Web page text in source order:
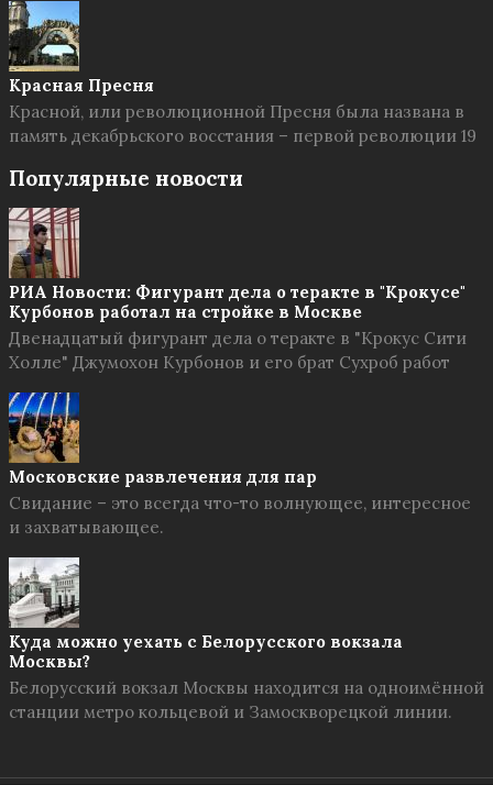
Красная Пресня
Красной, или революционной Пресня была названа в
память декабрьского восстания – первой революции 19
Популярные новости
РИА Новости: Фигурант дела о теракте в "Крокусе"
Курбонов работал на стройке в Москве
Двенадцатый фигурант дела о теракте в "Крокус Сити
Холле" Джумохон Курбонов и его брат Сухроб работ
Московские развлечения для пар
Свидание – это всегда что-то волнующее, интересное
и захватывающее.
Куда можно уехать с Белорусского вокзала
Москвы?
Белорусский вокзал Москвы находится на одноимённой
станции метро кольцевой и Замоскворецкой линии.